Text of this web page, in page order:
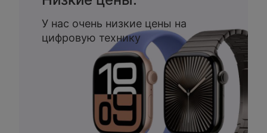
У нас очень низкие цены на
цифровую технику